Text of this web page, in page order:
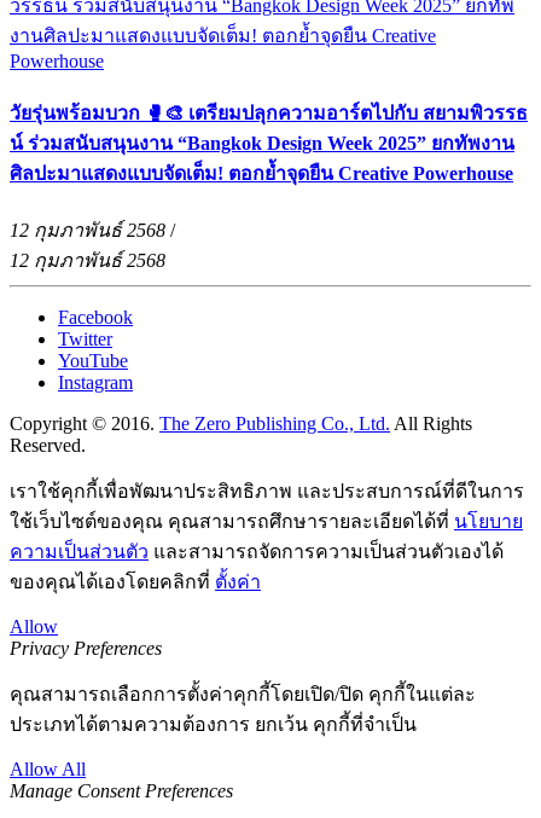
วัยรุ่นพร้อมบวก 🥊🎨 เตรียมปลุกความอาร์ตไปกับ สยามพิวรรธ
น์ ร่วมสนับสนุนงาน “Bangkok Design Week 2025” ยกทัพงาน
ศิลปะมาแสดงแบบจัดเต็ม! ตอกย้ำจุดยืน Creative Powerhouse
12 กุมภาพันธ์ 2568 /
12 กุมภาพันธ์ 2568
Facebook
Twitter
YouTube
Instagram
Copyright © 2016. The Zero Publishing Co., Ltd. All Rights
Reserved.
เราใช้คุกกี้เพื่อพัฒนาประสิทธิภาพ และประสบการณ์ที่ดีในการ
ใช้เว็บไซต์ของคุณ คุณสามารถศึกษารายละเอียดได้ที่ นโยบาย
ความเป็นส่วนตัว และสามารถจัดการความเป็นส่วนตัวเองได้
ของคุณได้เองโดยคลิกที่ ตั้งค่า
Allow
Privacy Preferences
คุณสามารถเลือกการตั้งค่าคุกกี้โดยเปิด/ปิด คุกกี้ในแต่ละ
ประเภทได้ตามความต้องการ ยกเว้น คุกกี้ที่จำเป็น
Allow All
Manage Consent Preferences